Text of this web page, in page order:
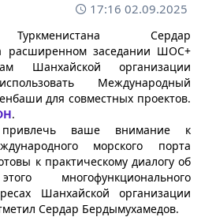
17:16 02.09.2025
Сердар
расширенном заседании ШОС+
Шанхайской организации
Международный
для совместных проектов.
.
ваше внимание к
морского порта
к практическому диалогу об
многофункционального
Шанхайской организации
Сердар Бердымухамедов.